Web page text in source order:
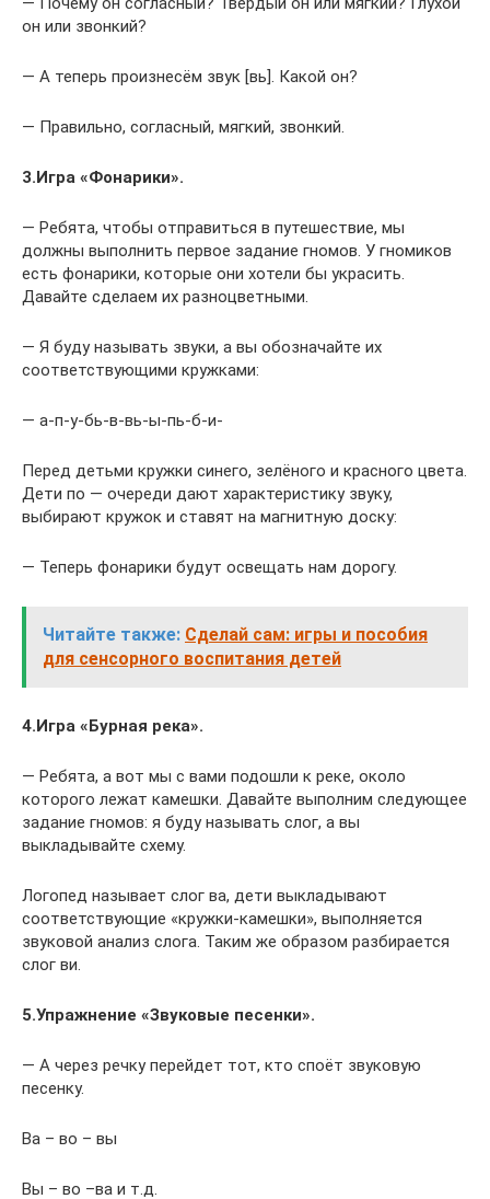
он или звонкий?
— А теперь произнесём звук [вь]. Какой он?
— Правильно, согласный, мягкий, звонкий.
3.Игра «Фонарики».
— Ребята, чтобы отправиться в путешествие, мы
должны выполнить первое задание гномов. У гномиков
есть фонарики, которые они хотели бы украсить.
Давайте сделаем их разноцветными.
— Я буду называть звуки, а вы обозначайте их
соответствующими кружками:
— а-п-у-бь-в-вь-ы-пь-б-и-
Перед детьми кружки синего, зелёного и красного цвета.
Дети по — очереди дают характеристику звуку,
выбирают кружок и ставят на магнитную доску:
— Теперь фонарики будут освещать нам дорогу.
Читайте также: Сделай сам: игры и пособия
для сенсорного воспитания детей
4.Игра «Бурная река».
— Ребята, а вот мы с вами подошли к реке, около
которого лежат камешки. Давайте выполним следующее
задание гномов: я буду называть слог, а вы
выкладывайте схему.
Логопед называет слог ва, дети выкладывают
соответствующие «кружки-камешки», выполняется
звуковой анализ слога. Таким же образом разбирается
слог ви.
5.Упражнение «Звуковые песенки».
— А через речку перейдет тот, кто споёт звуковую
песенку.
Ва – во – вы
Вы – во –ва и т.д.